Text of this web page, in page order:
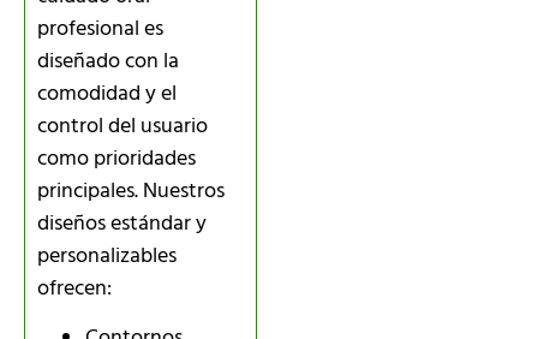
profesional es
diseñado con la
comodidad y el
control del usuario
como prioridades
principales. Nuestros
diseños estándar y
personalizables
ofrecen: